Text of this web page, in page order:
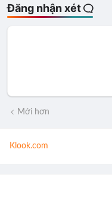
Đăng nhận xét
Mới hơn
Klook.com